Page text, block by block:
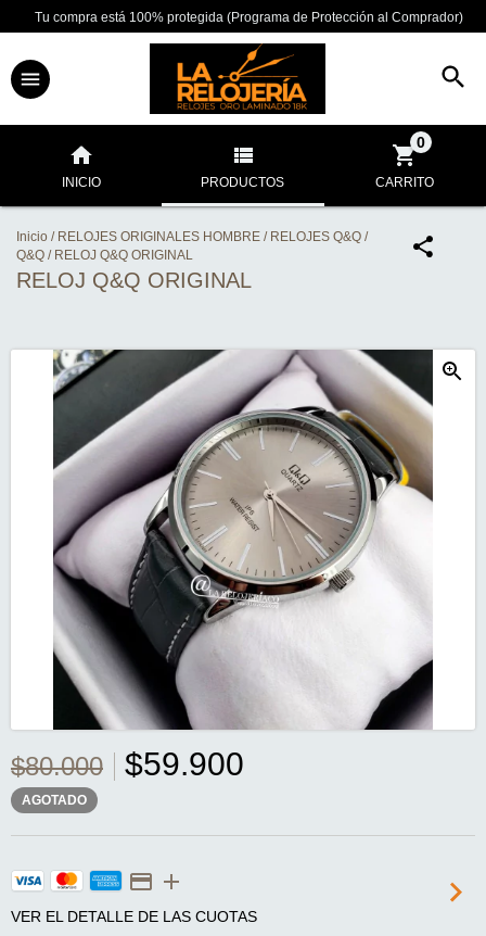
Tu compra está 100% protegida (Programa de Protección al Comprador)
INICIO PRODUCTOS CARRITO
0
Inicio / RELOJES ORIGINALES HOMBRE / RELOJES Q&Q /
Q&Q / RELOJ Q&Q ORIGINAL
RELOJ Q&Q ORIGINAL
$80.000 $59.900
AGOTADO
VER EL DETALLE DE LAS CUOTAS